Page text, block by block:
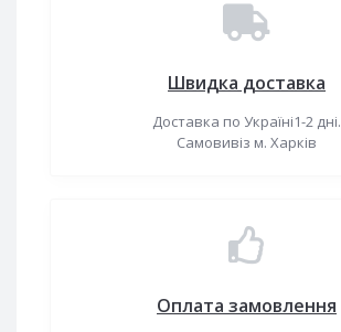
Швидка доставка
Доставка по Україні1-2 дні.
Самовивіз м. Харків
Оплата замовлення